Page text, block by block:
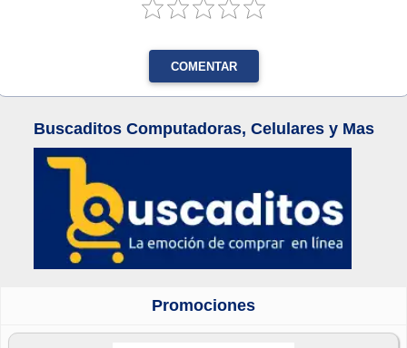
COMENTAR
Buscaditos Computadoras, Celulares y Mas
Promociones